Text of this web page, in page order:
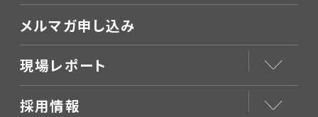
メルマガ申し込み
現場レポート
採用情報